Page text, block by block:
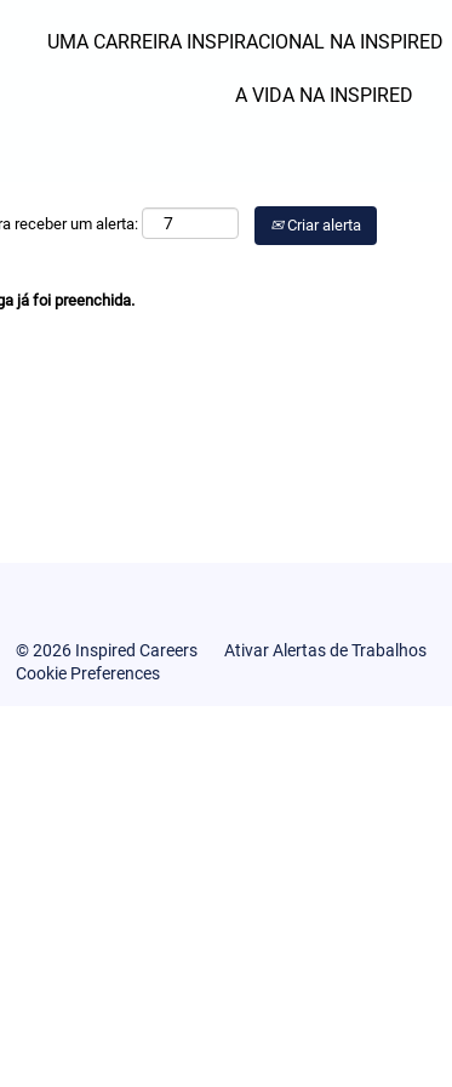
UMA CARREIRA INSPIRACIONAL NA INSPIRED
A VIDA NA INSPIRED
Pesquisar por Local
receber um alerta: Criar alerta
já foi preenchida.
© 2026 Inspired Careers Ativar Alertas de Trabalhos
Cookie Preferences